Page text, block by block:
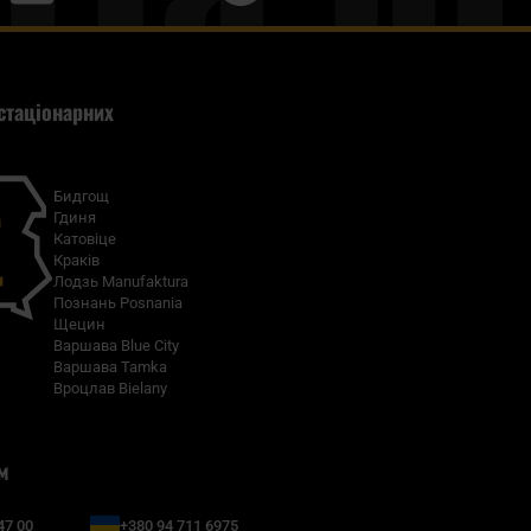
Бидгощ
Гдиня
Катовіце
Краків
Лодзь Manufaktura
Познань Posnania
Щецин
Варшава Blue City
Варшава Tamka
Вроцлав Bielany
00 +380 94 711 6975